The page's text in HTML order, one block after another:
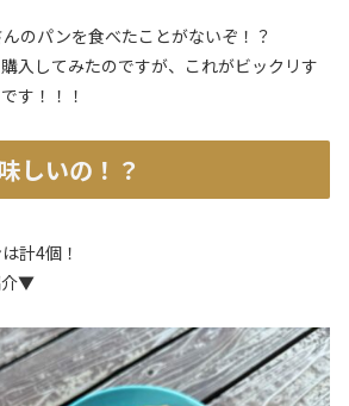
のパンを食べたことがないぞ！？
入してみたのですが、これがビックリす
す！！！
しいの！？
計4個！
介▼